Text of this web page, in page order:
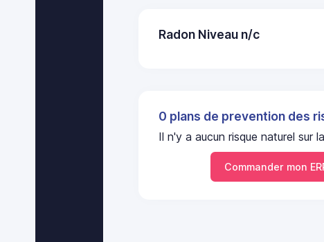
Radon Niveau n/c
0 plans de prevention des
Il n'y a aucun risque naturel sur
Commander mon